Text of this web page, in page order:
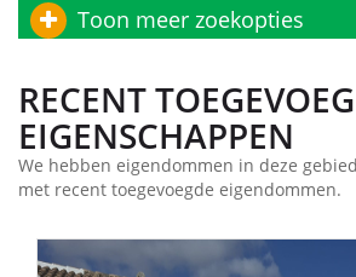
Toon meer zoekopties
RECENT
EIGENSCHAPPEN
We hebben eigendommen in deze
met recent toegevoegde eigendommen.